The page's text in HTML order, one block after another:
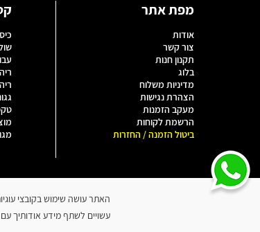
מפת אתר
אודות
צור קשר
תקנון חנות
בלוג
מדיניות משלוח
הצהרת נגישות
מעקב הזמנות
הרשמת לקוחות
ביטול הזמנה / החזרות
עשויים לשתף מידע אודותיך עם